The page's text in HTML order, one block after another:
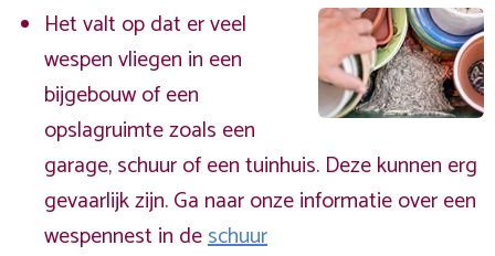
Het valt op dat er veel
wespen vliegen in een
bijgebouw of een
opslagruimte zoals een
garage, schuur of een tuinhuis. Deze kunnen erg
gevaarlijk zijn. Ga naar onze informatie over een
wespennest in deschuur